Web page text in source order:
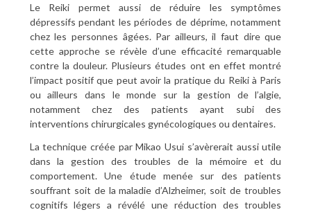
Le Reiki permet aussi de réduire les symptômes
dépressifs pendant les périodes de déprime, notamment
chez les personnes âgées. Par ailleurs, il faut dire que
cette approche se révèle d’une efficacité remarquable
contre la douleur. Plusieurs études ont en effet montré
l’impact positif que peut avoir la pratique du Reiki à Paris
ou ailleurs dans le monde sur la gestion de l’algie,
notamment chez des patients ayant subi des
interventions chirurgicales gynécologiques ou dentaires.
La technique créée par Mikao Usui s’avèrerait aussi utile
dans la gestion des troubles de la mémoire et du
comportement. Une étude menée sur des patients
souffrant soit de la maladie d’Alzheimer, soit de troubles
cognitifs légers a révélé une réduction des troubles